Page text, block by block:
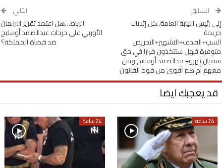
السابق
إلى رئيس النيابة العامة..كل إثباتات
جريمة
السب+القذف+التشهير+التحريض
متوفرة فهل ستتخذون قرارا في حق
سفيان نهرو+عبدالصمد أوسايح ومن
معهم أم هم أقوى من قوة القانون
التالي
الرباط…هل اعتمد تقرير البرلمان
الأوربي على خرجات عبدالصمد أوسايح
ضد قضاة المملكة؟
قد يعجبك ايضا
24 ساعة 24 ساعة